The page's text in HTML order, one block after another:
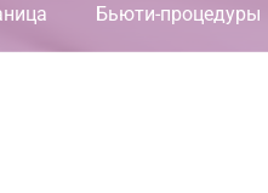
Бьюти-процедуры